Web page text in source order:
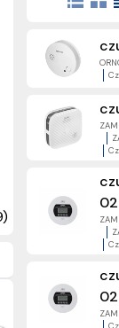
02
02